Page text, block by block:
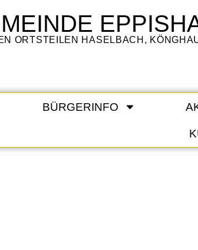
ORTSTEILEN HASELBACH,
BÜRGERINFO